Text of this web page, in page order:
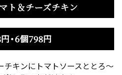
ト＆チーズチキン
・6個798円
チキンにトマトソースととろ～